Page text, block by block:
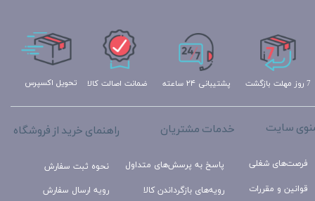
تحویل اکسپرس پشتیبانی ۲۴ ساعته 7 روز مهلت بازگشت ضمانت اصالت کالا
راهنمای خرید از فروشگاه
نحوه ثبت سفارش
رویه ارسال سفارش
خدمات مشتریان
پاسخ به پرسش‌های متداول
رویه‌های بازگرداندن کالا
سایت
فرصت‌های شغلی
قوانین و مقررات